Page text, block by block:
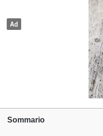
Sommario